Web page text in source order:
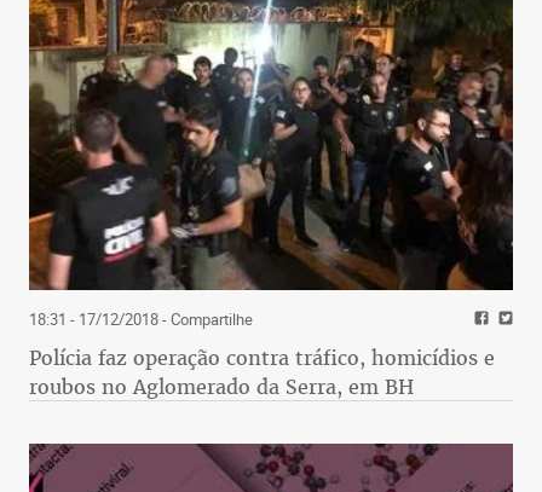
18:31 - 17/12/2018- Compartilhe
Polícia faz operação contra tráfico, homicídios e
roubos no Aglomerado da Serra, em BH